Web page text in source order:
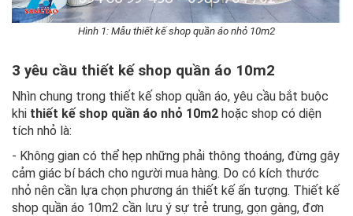
Hình 1: Mẫu thiết kế shop quần áo nhỏ 10m2
3 yêu cầu thiết kế shop quần áo 10m2
Nhìn chung trong thiết kế shop quần áo, yêu cầu bắt buộc
khi thiết kế shop quần áo nhỏ 10m2 hoặc shop có diện
tích nhỏ là:
- Không gian có thể hẹp những phải thông thoáng, đừng gây
cảm giác bí bách cho người mua hàng. Do có kích thước
nhỏ nên cần lựa chọn phương án thiết kế ấn tượng. Thiết kế
shop quần áo 10m2 cần lưu ý sự trẻ trung, gọn gàng, đơn